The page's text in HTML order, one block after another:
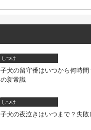
しつけ
子犬の留守番はいつから何時間
の新常識
しつけ
子犬の夜泣きはいつまで？失敗